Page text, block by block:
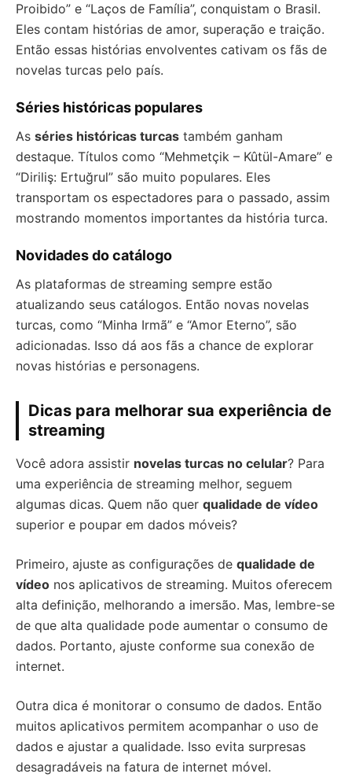
Proibido” e “Laços de Família”, conquistam o Brasil.
Eles contam histórias de amor, superação e traição.
Então essas histórias envolventes cativam os fãs de
novelas turcas pelo país.
Séries históricas populares
As séries históricas turcas também ganham
destaque. Títulos como “Mehmetçik – Kûtül-Amare” e
“Diriliş: Ertuğrul” são muito populares. Eles
transportam os espectadores para o passado, assim
mostrando momentos importantes da história turca.
Novidades do catálogo
As plataformas de streaming sempre estão
atualizando seus catálogos. Então novas novelas
turcas, como “Minha Irmã” e “Amor Eterno”, são
adicionadas. Isso dá aos fãs a chance de explorar
novas histórias e personagens.
Dicas para melhorar sua experiência de
streaming
Você adora assistir novelas turcas no celular? Para
uma experiência de streaming melhor, seguem
algumas dicas. Quem não quer qualidade de vídeo
superior e poupar em dados móveis?
Primeiro, ajuste as configurações de qualidade de
vídeo nos aplicativos de streaming. Muitos oferecem
alta definição, melhorando a imersão. Mas, lembre-se
de que alta qualidade pode aumentar o consumo de
dados. Portanto, ajuste conforme sua conexão de
internet.
Outra dica é monitorar o consumo de dados. Então
muitos aplicativos permitem acompanhar o uso de
dados e ajustar a qualidade. Isso evita surpresas
desagradáveis na fatura de internet móvel.